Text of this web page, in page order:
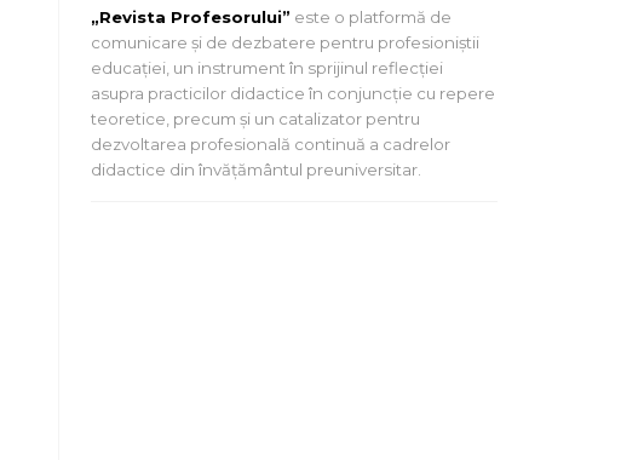
„Revista Profesorului” este o platformă de
comunicare și de dezbatere pentru profesioniștii
educației, un instrument în sprijinul reflecției
asupra practicilor didactice în conjuncție cu repere
teoretice, precum și un catalizator pentru
dezvoltarea profesională continuă a cadrelor
didactice din învățământul preuniversitar.